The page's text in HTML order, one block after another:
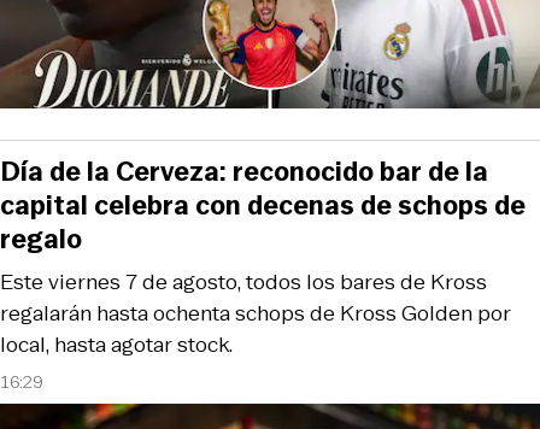
16:29
Este viernes 7 de agosto, todos los bares de Kross
regalarán hasta ochenta schops de Kross Golden por
local, hasta agotar stock.
Día de la Cerveza: reconocido bar de la
capital celebra con decenas de schops de
regalo